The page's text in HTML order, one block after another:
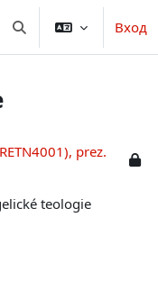
Изменить данныеВход
prez.
teologie